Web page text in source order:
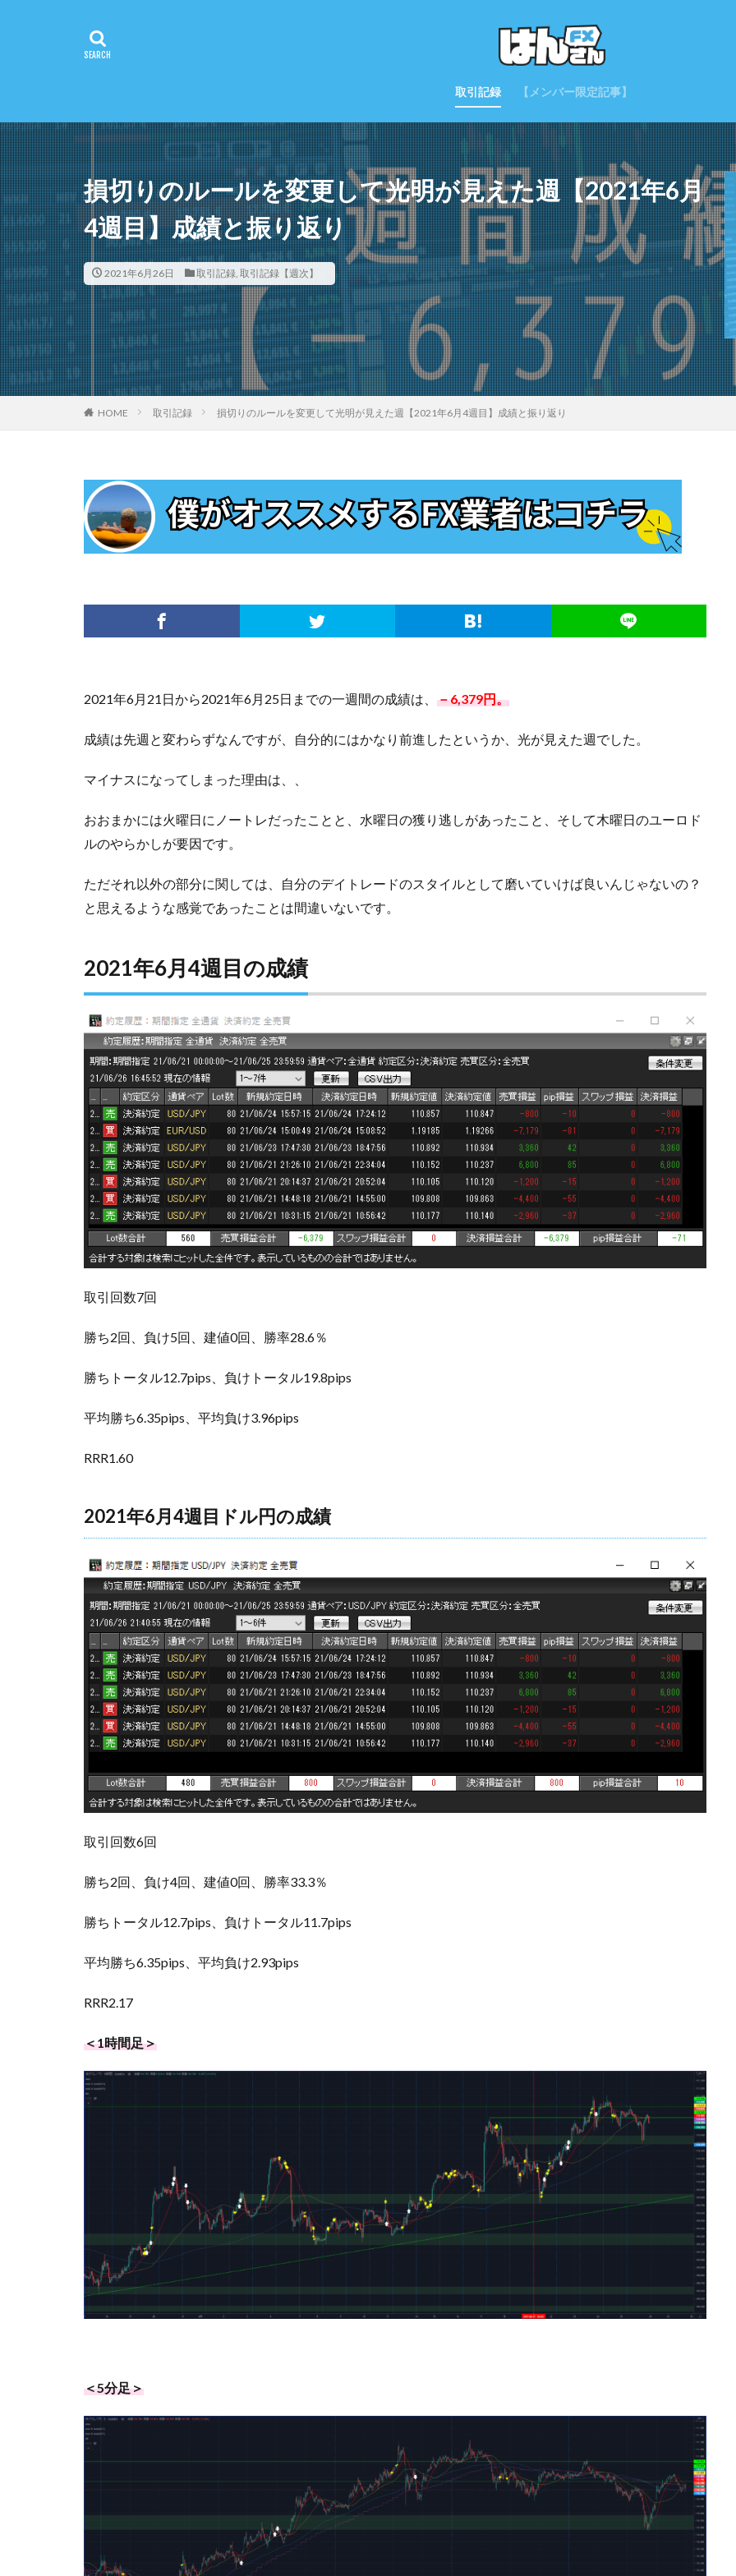
取引記録 【メンバー限定記事】
損切りのルールを変更して光明が見えた週【2021年6月
4週目】成績と振り返り
2021年6月26日 取引記録, 取引記録【週次】
HOME 取引記録 損切りのルールを変更して光明が見えた週【2021年6月4週目】成績と振り返り
2021年6月21日から2021年6月25日までの一週間の成績は、 －6,379円。
成績は先週と変わらずなんですが、自分的にはかなり前進したというか、光が見えた週でした。
マイナスになってしまった理由は、、
おおまかには火曜日にノートレだったことと、水曜日の獲り逃しがあったこと、そして木曜日のユーロド
ルのやらかしが要因です。
ただそれ以外の部分に関しては、自分のデイトレードのスタイルとして磨いていけば良いんじゃないの？
と思えるような感覚であったことは間違いないです。
2021年6月4週目の成績
取引回数7回
勝ち2回、負け5回、建値0回、勝率28.6％
勝ちトータル12.7pips、負けトータル19.8pips
平均勝ち6.35pips、平均負け3.96pips
RRR1.60
2021年6月4週目ドル円の成績
取引回数6回
勝ち2回、負け4回、建値0回、勝率33.3％
勝ちトータル12.7pips、負けトータル11.7pips
平均勝ち6.35pips、平均負け2.93pips
RRR2.17
＜1時間足＞
＜5分足＞